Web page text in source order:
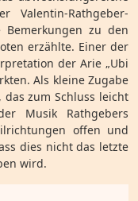
Valentin-Rathgeber-
Bemerkungen zu den
erzählte. Einer der
der Arie „Ubi
Als kleine Zugabe
zum Schluss leicht
Musik Rathgebers
offen und
dies nicht das letzte
wird.